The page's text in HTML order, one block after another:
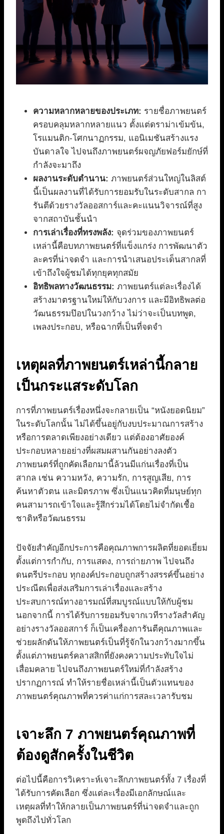
ความหลากหลายของประเภท: รายชื่อภาพยนตร์
ครอบคลุมหลากหลายแนว ตั้งแต่ดราม่าเข้มข้น,
โรแมนติก-โศกนาฏกรรม, แอนิเมชันสร้างแรง
บันดาลใจ ไปจนถึงภาพยนตร์ผจญภัยฟอร์มยักษ์ที่
กำลังจะมาถึง
ผลงานระดับตำนาน: ภาพยนตร์ส่วนใหญ่ในลิสต์
นี้เป็นผลงานที่ได้รับการยอมรับในระดับสากล กา
รันตีด้วยรางวัลออสการ์และคะแนนวิจารณ์ที่สูง
จากสถาบันชั้นนำ
การเล่าเรื่องที่ทรงพลัง: จุดร่วมของภาพยนตร์
เหล่านี้คือบทภาพยนตร์ที่แข็งแกร่ง การพัฒนาตัว
ละครที่น่าจดจำ และการนำเสนอประเด็นสากลที่
เข้าถึงใจผู้ชมได้ทุกยุคทุกสมัย
อิทธิพลทางวัฒนธรรม: ภาพยนตร์แต่ละเรื่องได้
สร้างมาตรฐานใหม่ให้กับวงการ และมีอิทธิพลต่อ
วัฒนธรรมป๊อปในวงกว้าง ไม่ว่าจะเป็นบทพูด,
เพลงประกอบ, หรือฉากที่เป็นที่จดจำ
เหตุผลที่ภาพยนตร์เหล่านี้กลาย
เป็นกระแสระดับโลก
การที่ภาพยนตร์เรื่องหนึ่งจะกลายเป็น “หนังยอดนิยม”
ในระดับโลกนั้น ไม่ได้ขึ้นอยู่กับงบประมาณการสร้าง
หรือการตลาดเพียงอย่างเดียว แต่ต้องอาศัยองค์
ประกอบหลายอย่างที่ผสมผสานกันอย่างลงตัว
ภาพยนตร์ที่ถูกคัดเลือกมานี้ล้วนมีแก่นเรื่องที่เป็น
สากล เช่น ความหวัง, ความรัก, การสูญเสีย, การ
ค้นหาตัวตน และมิตรภาพ ซึ่งเป็นแนวคิดที่มนุษย์ทุก
คนสามารถเข้าใจและรู้สึกร่วมได้โดยไม่จำกัดเชื้อ
ชาติหรือวัฒนธรรม
ปัจจัยสำคัญอีกประการคือคุณภาพการผลิตที่ยอดเยี่ยม
ตั้งแต่การกำกับ, การแสดง, การถ่ายภาพ ไปจนถึง
ดนตรีประกอบ ทุกองค์ประกอบถูกสร้างสรรค์ขึ้นอย่าง
ประณีตเพื่อส่งเสริมการเล่าเรื่องและสร้าง
ประสบการณ์ทางอารมณ์ที่สมบูรณ์แบบให้กับผู้ชม
นอกจากนี้ การได้รับการยอมรับจากเวทีรางวัลสำคัญ
อย่างรางวัลออสการ์ ก็เป็นเครื่องการันตีคุณภาพและ
ช่วยผลักดันให้ภาพยนตร์เป็นที่รู้จักในวงกว้างมากขึ้น
ตั้งแต่ภาพยนตร์คลาสสิกที่ยังคงความประทับใจไม่
เสื่อมคลาย ไปจนถึงภาพยนตร์ใหม่ที่กำลังสร้าง
ปรากฏการณ์ ทำให้รายชื่อเหล่านี้เป็นตัวแทนของ
ภาพยนตร์คุณภาพที่ควรค่าแก่การสละเวลารับชม
เจาะลึก 7 ภาพยนตร์คุณภาพที่
ต้องดูสักครั้งในชีวิต
ต่อไปนี้คือการวิเคราะห์เจาะลึกภาพยนตร์ทั้ง 7 เรื่องที่
ได้รับการคัดเลือก ซึ่งแต่ละเรื่องมีเอกลักษณ์และ
เหตุผลที่ทำให้กลายเป็นภาพยนตร์ที่น่าจดจำและถูก
พูดถึงไปทั่วโลก